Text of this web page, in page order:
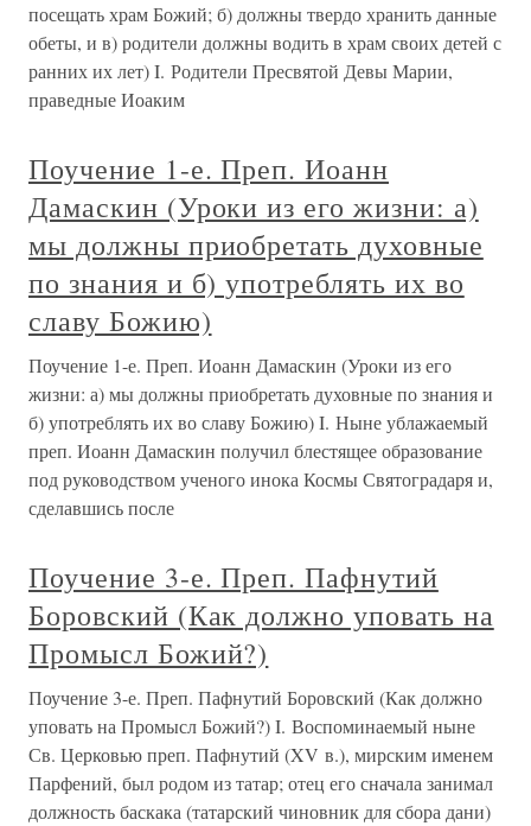
посещать храм Божий; б) должны твердо хранить данные
обеты, и в) родители должны водить в храм своих детей с
ранних их лет) I. Родители Пресвятой Девы Марии,
праведные Иоаким
Поучение 1-е. Преп. Иоанн
Дамаскин (Уроки из его жизни: а)
мы должны приобретать духовные
по знания и б) употреблять их во
славу Божию)
Поучение 1-е. Преп. Иоанн Дамаскин (Уроки из его
жизни: а) мы должны приобретать духовные по знания и
б) употреблять их во славу Божию) I. Ныне ублажаемый
преп. Иоанн Дамаскин получил блестящее образование
под руководством ученого инока Космы Святоградаря и,
сделавшись после
Поучение 3-е. Преп. Пафнутий
Боровский (Как должно уповать на
Промысл Божий?)
Поучение 3-е. Преп. Пафнутий Боровский (Как должно
уповать на Промысл Божий?) I. Воспоминаемый ныне
Св. Церковью преп. Пафнутий (XV в.), мирским именем
Парфений, был родом из татар; отец его сначала занимал
должность баскака (татарский чиновник для сбора дани)